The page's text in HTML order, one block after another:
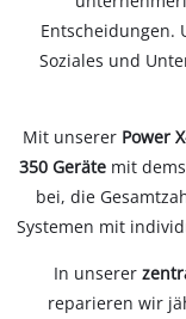
Entscheidungen.
Soziales und
Mit unserer Power
350 Geräte mit
bei, die
Systemen mit
In unserer
reparieren wir